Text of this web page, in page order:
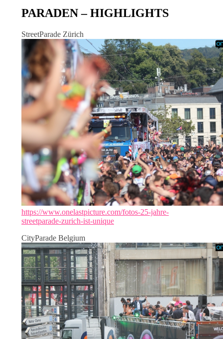
PARADEN – HIGHLIGHTS
StreetParade Zürich
https://www.onelastpicture.com/fotos-25-jahre-
streetparade-zurich-ist-unique
CityParade Belgium